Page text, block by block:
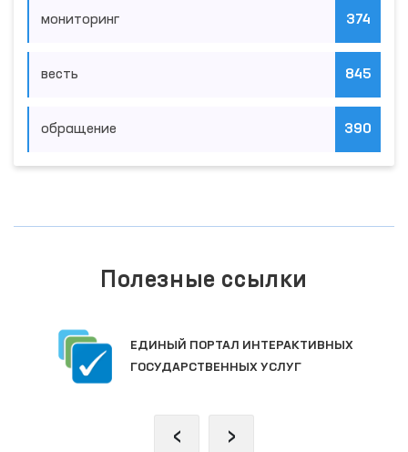
мониторинг 374
весть 845
обращение 390
Полезные ссылки
ЕДИНЫЙ ПОРТАЛ ИНТЕРАКТИВНЫХ
ГОСУДАРСТВЕННЫХ УСЛУГ
‹ ›